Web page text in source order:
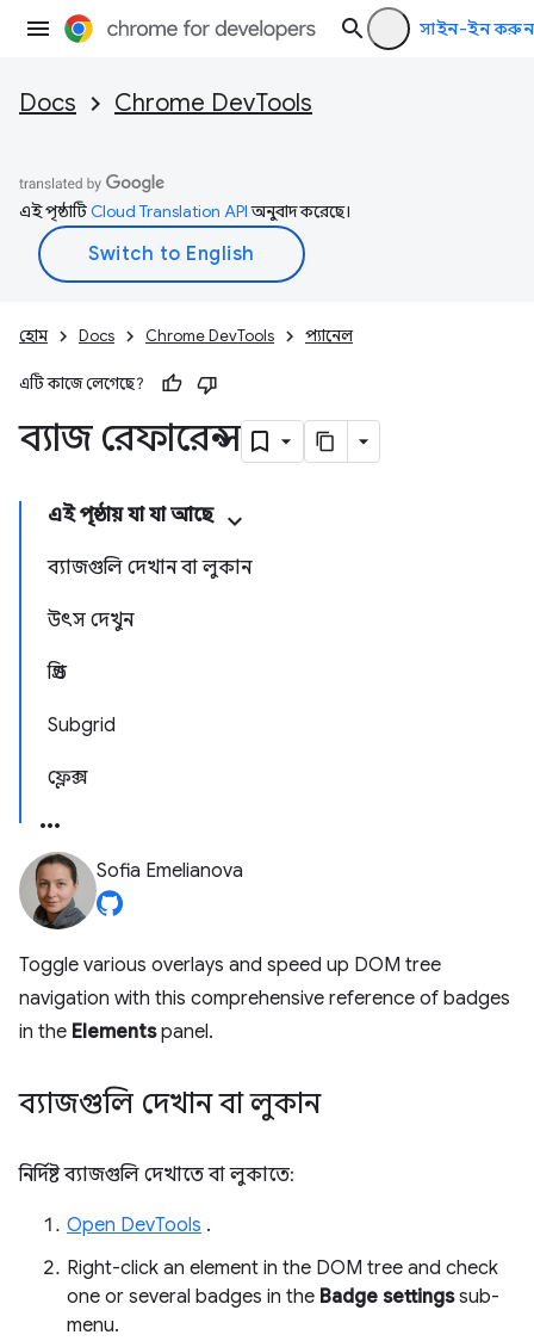
সাইন-ইন করুন
Docs Chrome DevTools
এই পৃষ্ঠাটিCloud Translation APIঅনুবাদ করেছে।
হোম Docs Chrome DevTools প্যানেল
এটি কাজে লেগেছে?
ব্যাজ রেফারেন্স
এই পৃষ্ঠায় যা যা আছে
ব্যাজগুলি দেখান বা লুকান
উৎস দেখুন
গ্রিড
Subgrid
ফ্লেক্স
Sofia Emelianova
Toggle various overlays and speed up DOM tree
navigation with this comprehensive reference of badges
in the Elementspanel.
ব্যাজগুলি দেখান বা লুকান
নির্দিষ্ট ব্যাজগুলি দেখাতে বা লুকাতে:
Open DevTools .
Right-click an element in the DOM tree and check
one or several badges in the Badge settingssub-
menu.